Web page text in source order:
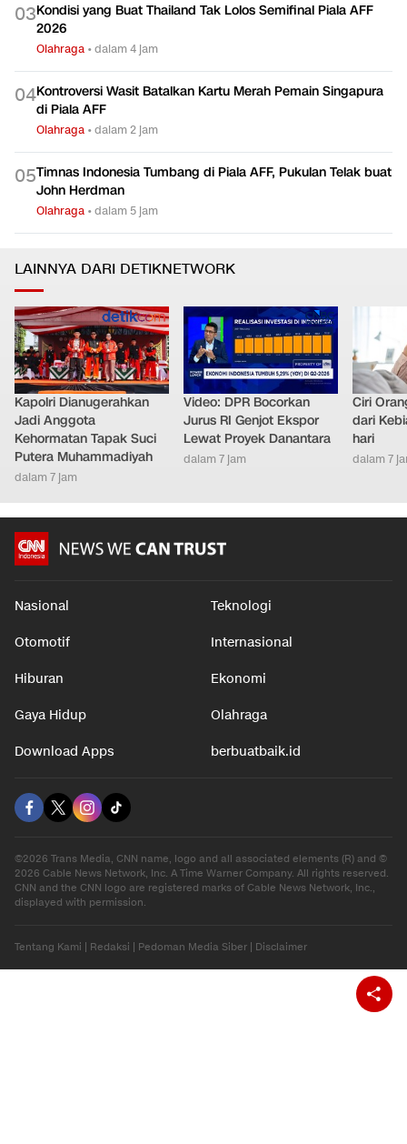
03Kondisi yang Buat Thailand Tak Lolos Semifinal Piala AFF
2026
Olahraga •dalam 4 jam
04Kontroversi Wasit Batalkan Kartu Merah Pemain Singapura
di Piala AFF
Olahraga •dalam 2 jam
05Timnas Indonesia Tumbang di Piala AFF, Pukulan Telak buat
John Herdman
Olahraga •dalam 5 jam
LAINNYA DARI DETIKNETWORK
Kapolri Dianugerahkan
Jadi Anggota
Kehormatan Tapak Suci
Putera Muhammadiyah
dalam 7 jam
Video: DPR Bocorkan
Jurus RI Genjot Ekspor
Lewat Proyek Danantara
dalam 7 jam
Ciri
dari
hari
dalam 7
Nasional Teknologi
Otomotif Internasional
Hiburan Ekonomi
Gaya Hidup Olahraga
Download Apps berbuatbaik.id
©2026 Trans Media, CNN name, logo and all associated elements (R) and ©
2026 Cable News Network, Inc. A Time Warner Company. All rights reserved.
CNN and the CNN logo are registered marks of Cable News Network, Inc.,
displayed with permission.
Tentang Kami | Redaksi | Pedoman Media Siber | Disclaimer